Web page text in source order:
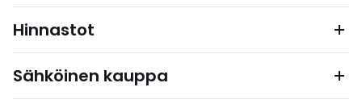
Hinnastot
Sähköinen kauppa